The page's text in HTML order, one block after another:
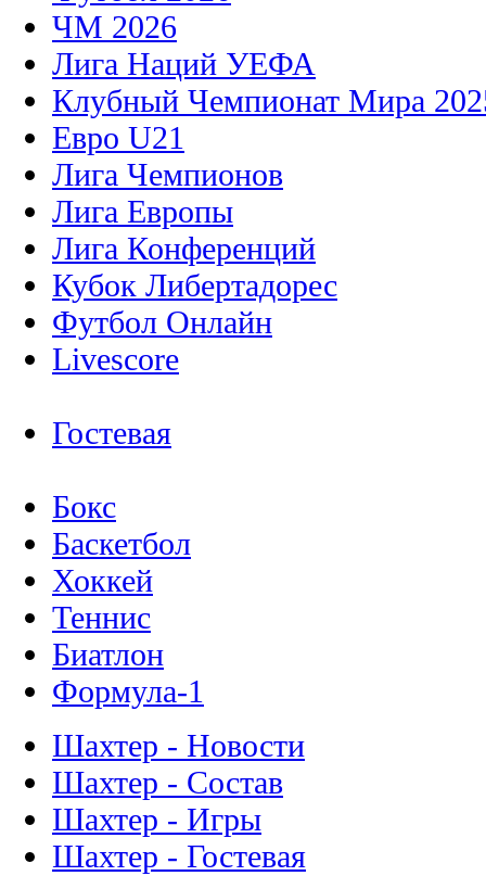
ЧМ 2026
Лига Наций УЕФА
Клубный Чемпионат Мира
Евро U21
Лига Чемпионов
Лига Европы
Лига Конференций
Кубок Либертадорес
Футбол Онлайн
Livescore
Гостевая
Бокс
Баскетбол
Хоккей
Теннис
Биатлон
Формула-1
Шахтер - Новости
Шахтер - Состав
Шахтер - Игры
Шахтер - Гостевая